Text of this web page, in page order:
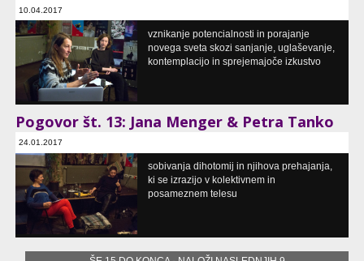
10.04.2017
serija pogovorov o koreografskih praksah
Pritličje, Ljubljana, SI
vznikanje potencialnosti in porajanje
novega sveta skozi sanjanje, uglaševanje,
kontemplacijo in sprejemajoče izkustvo
Pogovor št. 13: Jana Menger & Petra Tanko
24.01.2017
serija pogovorov o koreografskih praksah
Pritličje, Ljubljana, SI
sobivanja dihotomij in njihova prehajanja,
ki se izrazijo v kolektivnem in
posameznem telesu